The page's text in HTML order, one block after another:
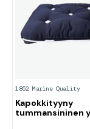
1852 Marine Quality
Kapokkityyny
tummansininen